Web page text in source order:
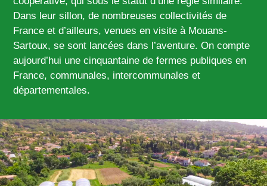
Dans leur sillon, de nombreuses collectivités de
France et d’ailleurs, venues en visite à Mouans-
Sartoux, se sont lancées dans l’aventure. On compte
aujourd’hui une cinquantaine de fermes publiques en
France, communales, intercommunales et
départementales.